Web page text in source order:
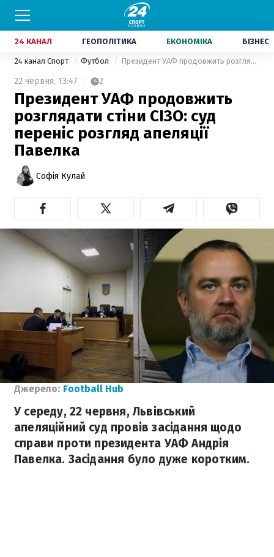
24 КАНАЛ ГЕОПОЛІТИКА ЕКОНОМІКА БІЗНЕС
24 канал Спорт Футбол Президент УАФ продовжить розглядати стіни СІЗО: суд переніс розгляд апеляції Павелка
22 червня, 13:47 2
Президент УАФ продовжить
розглядати стіни СІЗО: суд
переніс розгляд апеляції
Павелка
Софія Кулай
Джерело: Football Hub
У середу, 22 червня, Львівський
апеляційний суд провів засідання щодо
справи проти президента УАФ Андрія
Павелка. Засідання було дуже коротким.